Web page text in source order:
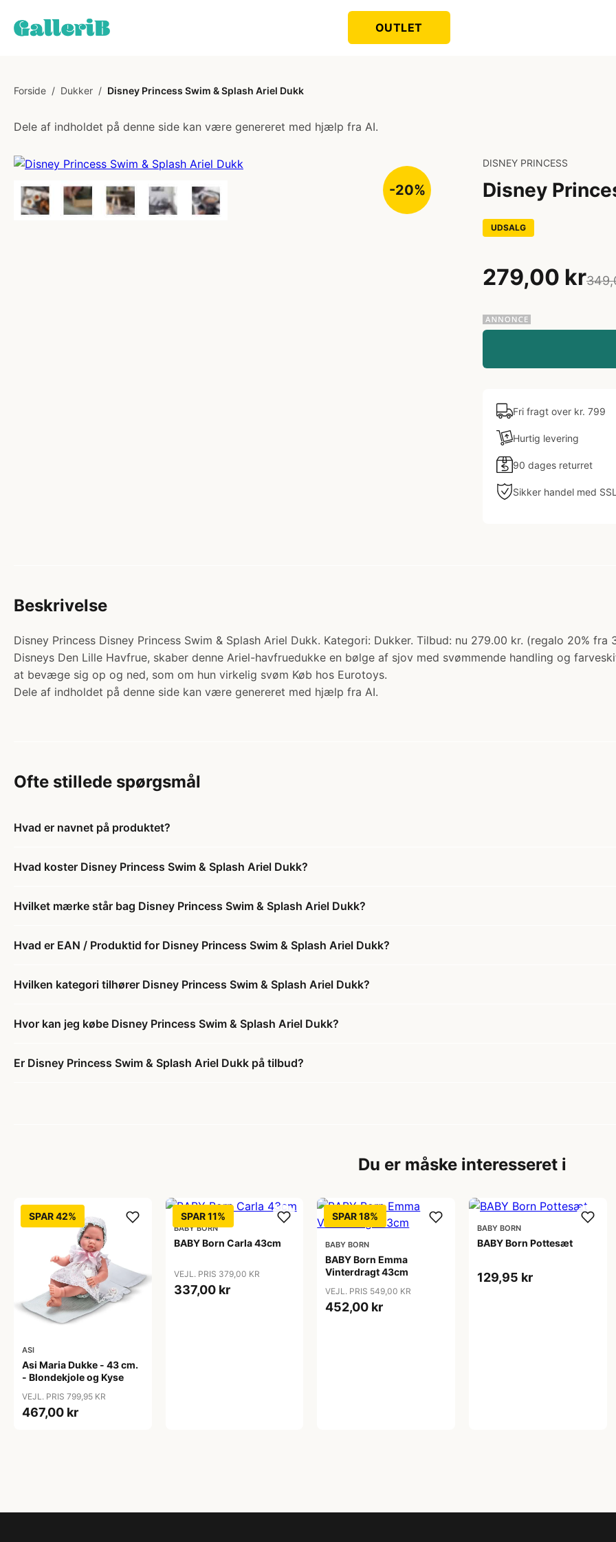
OUTLET
Forside / Dukker / Disney Princess Swim & Splash Ariel Dukk
Dele af indholdet på denne side kan være genereret med hjælp fra AI.
-20%
DISNEY PRINCESS
Disney
UDSALG
279,00 kr
Fri fragt over kr. 799
Hurtig levering
90 dages returret
Sikker handel med SSL
Beskrivelse
Disney Princess Disney Princess Swim & Splash Ariel Dukk. Kategori: Dukker. Tilbud: nu 279.00 kr. (regalo 20%
Disneys Den Lille Havfrue, skaber denne Ariel-havfruedukke en bølge af sjov med svømmende handling og
at bevæge sig op og ned, som om hun virkelig svøm Køb hos Eurotoys.
Dele af indholdet på denne side kan være genereret med hjælp fra AI.
Ofte stillede spørgsmål
Hvad er navnet på produktet?
Hvad koster Disney Princess Swim & Splash Ariel Dukk?
Hvilket mærke står bag Disney Princess Swim & Splash Ariel Dukk?
Hvad er EAN / Produktid for Disney Princess Swim & Splash Ariel Dukk?
Hvilken kategori tilhører Disney Princess Swim & Splash Ariel Dukk?
Hvor kan jeg købe Disney Princess Swim & Splash Ariel Dukk?
Er Disney Princess Swim & Splash Ariel Dukk på tilbud?
Du er måske interesseret i
SPAR 42%
ASI
Asi Maria Dukke - 43 cm.
- Blondekjole og Kyse
VEJL. PRIS 799,95 KR
467,00 kr
SPAR 11%
BABY BORN
BABY Born Carla 43cm
VEJL. PRIS 379,00 KR
337,00 kr
SPAR 18%
BABY BORN
BABY Born Emma
Vinterdragt 43cm
VEJL. PRIS 549,00 KR
452,00 kr
BABY BORN
BABY Born Pottesæt
129,95 kr